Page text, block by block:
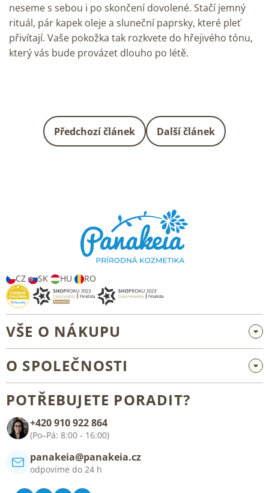
neseme s sebou i po skončení dovolené. Stačí jemný
rituál, pár kapek oleje a sluneční paprsky, které pleť
přivítají. Vaše pokožka tak rozkvete do hřejivého tónu,
který vás bude provázet dlouho po létě.
Předchozí článek Další článek
CZ SK HU RO
VŠE O NÁKUPU
Velkoobchod a spolupráce
Všeobecné obchodní podmínky
O SPOLEČNOSTI
Kontakt
POTŘEBUJETE PORADIT?
+420 910 922 864
(Po–Pá: 8:00 - 16:00)
panakeia@panakeia.cz
odpovíme do 24 h